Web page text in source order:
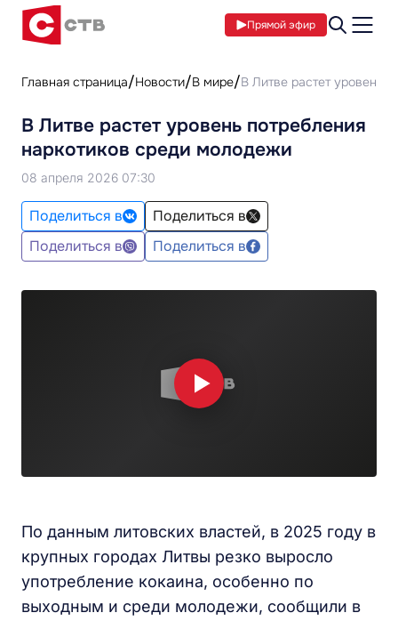
Прямой эфир
Главная страница Новости В мире В Литве растет уровень
В Литве растет уровень потребления
наркотиков среди молодежи
08 апреля 2026 07:30
Поделиться в
Поделиться в
Поделиться в
Поделиться в
По данным литовских властей, в 2025 году в
крупных городах Литвы резко выросло
употребление кокаина, особенно по
выходным и среди молодежи, сообщили в